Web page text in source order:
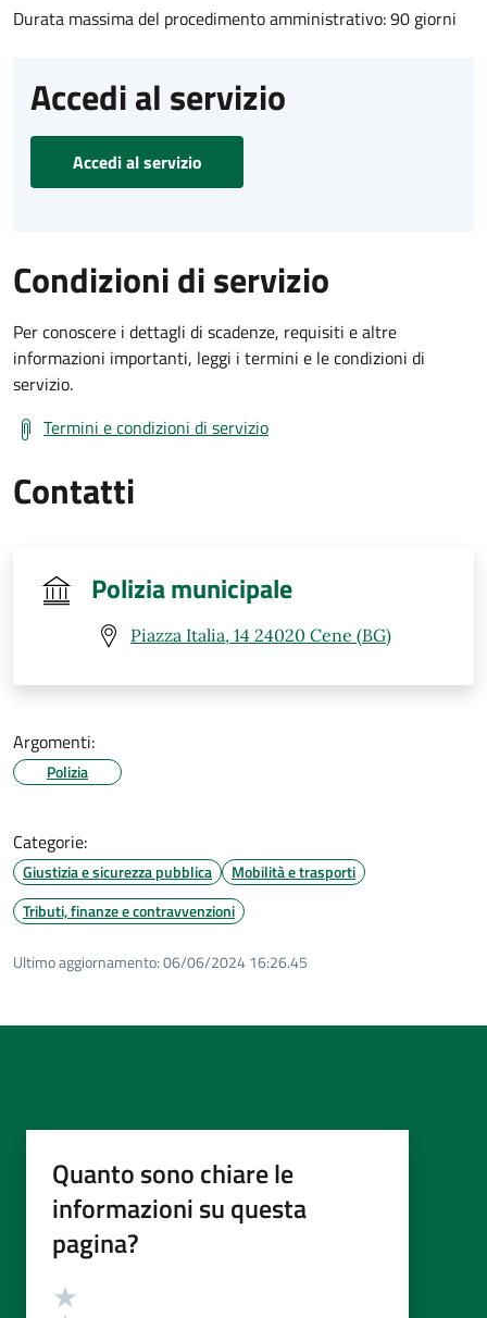
Durata massima del procedimento amministrativo: 90 giorni
Accedi al servizio
Accedi al servizio
Condizioni di servizio
Per conoscere i dettagli di scadenze, requisiti e altre
informazioni importanti, leggi i termini e le condizioni di
servizio.
Termini e condizioni di servizio
Contatti
Polizia municipale
Piazza Italia, 14 24020 Cene (BG)
Argomenti:
Polizia
Categorie:
Giustizia e sicurezza pubblica
Mobilità e trasporti
Tributi, finanze e contravvenzioni
Ultimo aggiornamento:06/06/2024 16:26.45
Quanto sono chiare le
informazioni su questa
pagina?
Valutazione